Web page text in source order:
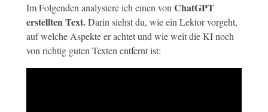
Im Folgenden analysiere ich einen von ChatGPT
erstellten Text.Darin siehst du, wie ein Lektor vorgeht,
auf welche Aspekte er achtet und wie weit die KI noch
von richtig guten Texten entfernt ist: